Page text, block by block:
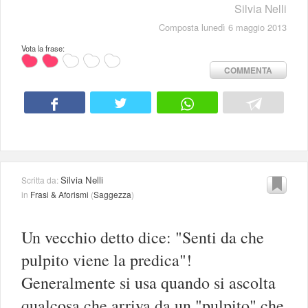
Silvia Nelli
Composta lunedì 6 maggio 2013
Vota la frase:
COMMENTA
Scritta da:Silvia Nelli
in Frasi & Aforismi (Saggezza)
Un vecchio detto dice: "Senti da che
pulpito viene la predica"!
Generalmente si usa quando si ascolta